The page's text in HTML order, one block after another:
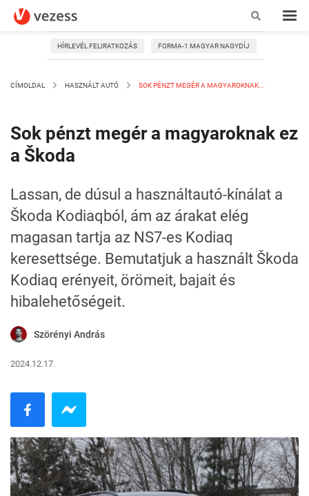
HÍRLEVÉL FELIRATKOZÁS FORMA-1 MAGYAR NAGYDÍJ
CÍMOLDAL HASZNÁLT AUTÓ SOK PÉNZT MEGÉR A MAGYAROKNAK...
Sok pénzt megér a magyaroknak ez
a Škoda
Lassan, de dúsul a használtautó-kínálat a
Škoda Kodiaqból, ám az árakat elég
magasan tartja az NS7-es Kodiaq
keresettsége. Bemutatjuk a használt Škoda
Kodiaq erényeit, örömeit, bajait és
hibalehetőségeit.
Szörényi András
2024.12.17.